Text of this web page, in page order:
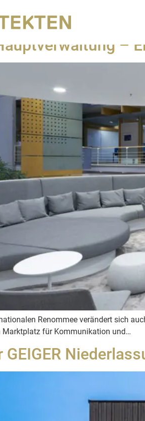
Ott
–
Renommee verändert sich
für Kommunikation und…
GEIGER